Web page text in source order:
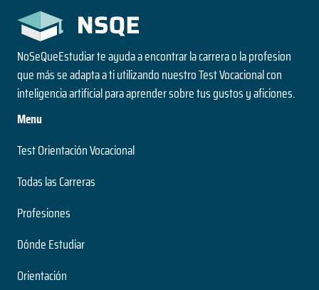
NoSeQueEstudiar te ayuda a encontrar la carrera o la profesion
que más se adapta a ti utilizando nuestro Test Vocacional con
inteligencia artificial para aprender sobre tus gustos y aficiones.
Menu
Test Orientación Vocacional
Todas las Carreras
Profesiones
Dónde Estudiar
Orientación